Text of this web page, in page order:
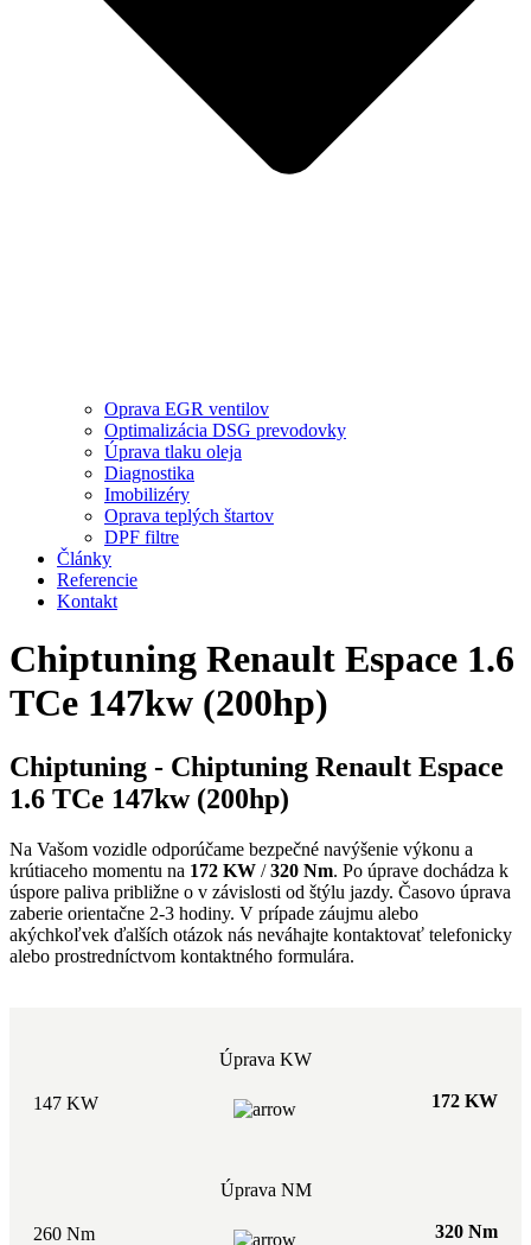
Oprava EGR ventilov
Optimalizácia DSG prevodovky
Úprava tlaku oleja
Diagnostika
Imobilizéry
Oprava teplých štartov
DPF filtre
Články
Referencie
Kontakt
Chiptuning Renault Espace 1.6
TCe 147kw (200hp)
Chiptuning - Chiptuning Renault Espace
1.6 TCe 147kw (200hp)
Na Vašom vozidle odporúčame bezpečné navýšenie výkonu a
krútiaceho momentu na 172 KW /320 Nm. Po úprave dochádza k
úspore paliva približne o v závislosti od štýlu jazdy. Časovo úprava
zaberie orientačne 2-3 hodiny. V prípade záujmu alebo
akýchkoľvek ďalších otázok nás neváhajte kontaktovať telefonicky
alebo prostredníctvom kontaktného formulára.
Úprava KW
147 KW 172 KW
Úprava NM
260 Nm 320 Nm